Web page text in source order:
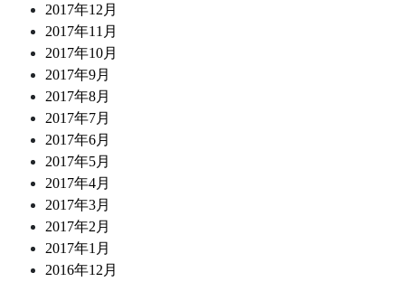
2017年12月
2017年11月
2017年10月
2017年9月
2017年8月
2017年7月
2017年6月
2017年5月
2017年4月
2017年3月
2017年2月
2017年1月
2016年12月